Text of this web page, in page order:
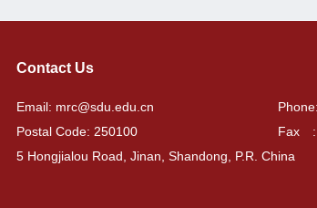
Contact Us
Email: mrc@sdu.edu.cn
Postal Code: 250100
Fax :
5 Hongjialou Road, Jinan, Shandong, P.R. China